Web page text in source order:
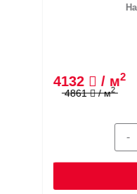
4132 / м2
4861 / м